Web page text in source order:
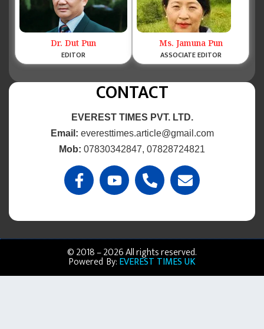
Dr. Dut Pun
EDITOR
Ms. Jamuna Pun
ASSOCIATE EDITOR
CONTACT
EVEREST TIMES PVT. LTD.
Email: everesttimes.article@gmail.com
Mob: 07830342847, 07828724821
© 2018 – 2026 All rights reserved.
Powered By:EVEREST TIMES UK